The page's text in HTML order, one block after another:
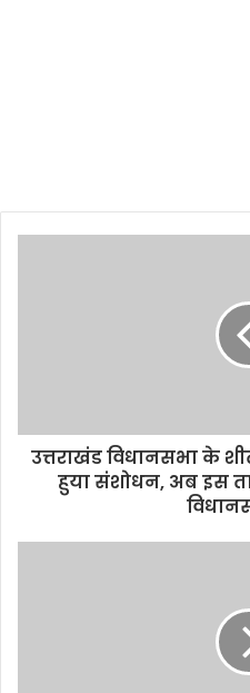
उत्तराखंड विधानसभा के
हुया संशोधन, अब इस